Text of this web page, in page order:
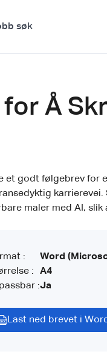
søk
Å
et godt følgebrev for
maler med AI,
:
:
:
Word
A4
Ja
Last ned brevet i